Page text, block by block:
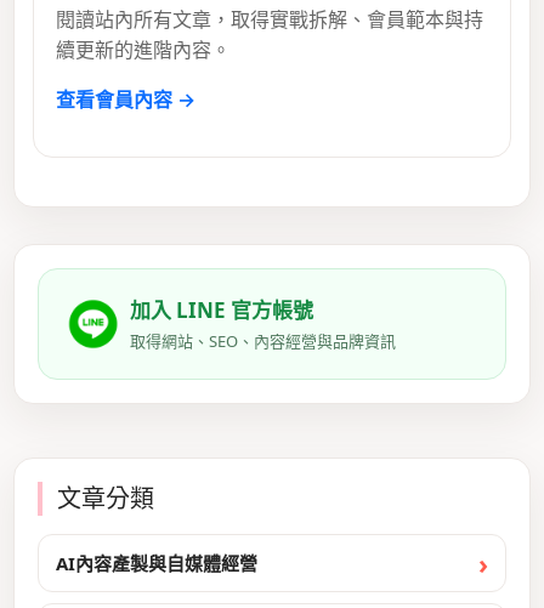
閱讀站內所有文章，取得實戰拆解、會員範本與持
續更新的進階內容。
查看會員內容 →
加入 LINE 官方帳號
取得網站、SEO、內容經營與品牌資訊
文章分類
AI內容產製與自媒體經營